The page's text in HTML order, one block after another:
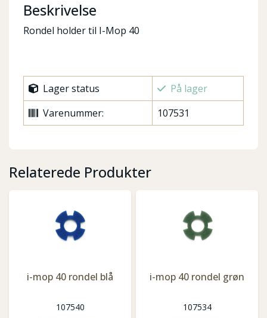
Beskrivelse
Rondel holder til I-Mop 40
Lager status
På lager
Varenummer:
107531
Relaterede Produkter
i-mop 40 rondel blå
107540
i-mop 40 rondel grøn
107534